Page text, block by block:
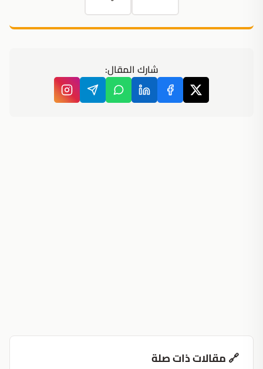
شارك المقال:
🔗 مقالات ذات صلة